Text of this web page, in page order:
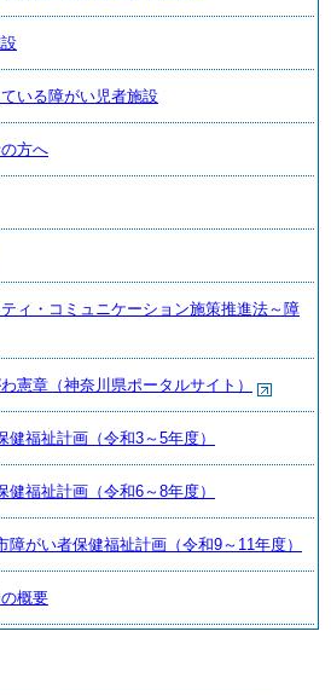
いる障がい児者施設
方へ
ィ・コミュニケーション施策推進法～障
憲章（神奈川県ポータルサイト）
福祉計画（令和3～5年度）
福祉計画（令和6～8年度）
障がい者保健福祉計画（令和9～11年度）
概要